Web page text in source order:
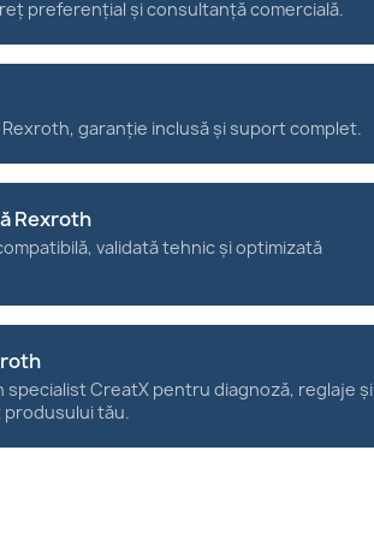
preferențial și consultanță comercială.
garanție inclusă și suport complet.
Rexroth
validată tehnic și optimizată
specialist CreatX pentru diagnoză, reglaje și
tău.